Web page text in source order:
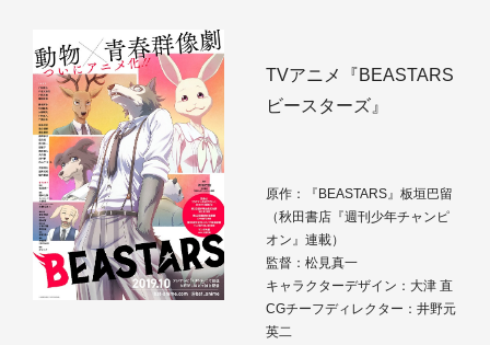
TVアニメ『BEASTARS
ビースターズ』
原作：『BEASTARS』板垣巴留
（秋田書店『週刊少年チャンピ
オン』連載）
監督：松見真一
キャラクターデザイン：大津 直
CGチーフディレクター：井野元
英二